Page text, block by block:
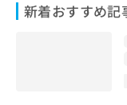
新着おすすめ記